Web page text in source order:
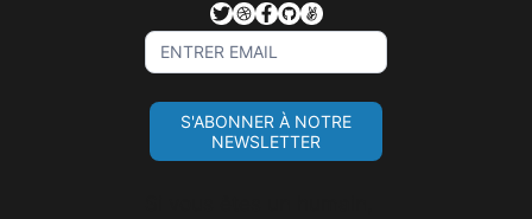
Sign
Up
For
Newsletter
S'ABONNER À NOTRE
NEWSLETTER